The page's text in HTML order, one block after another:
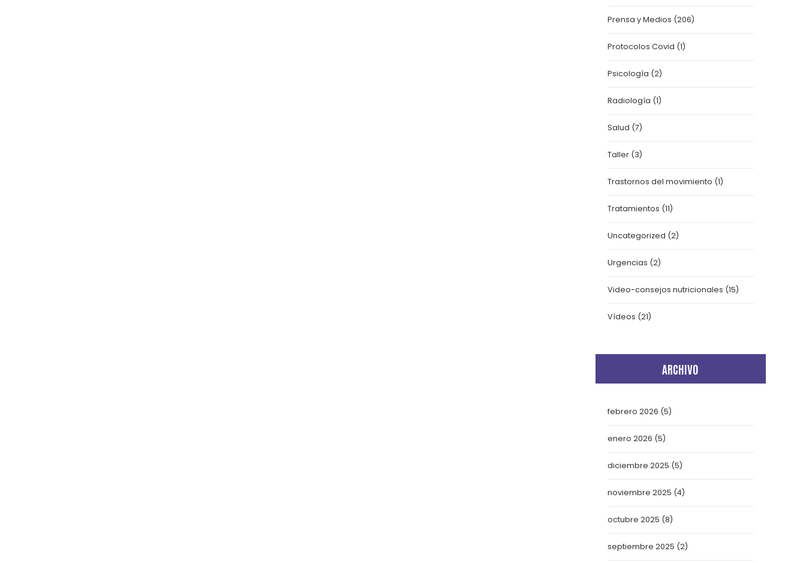
Prensa y Medios (206)
Protocolos Covid (1)
Psicología (2)
Radiología (1)
Salud (7)
Taller(3)
Trastornos del movimiento (1)
Tratamientos (11)
Uncategorized (2)
Urgencias (2)
Video-consejos nutricionales (15)
Vídeos (21)
ARCHIVO
febrero 2026 (5)
enero 2026 (5)
diciembre 2025 (5)
noviembre 2025 (4)
octubre 2025 (8)
septiembre 2025 (2)